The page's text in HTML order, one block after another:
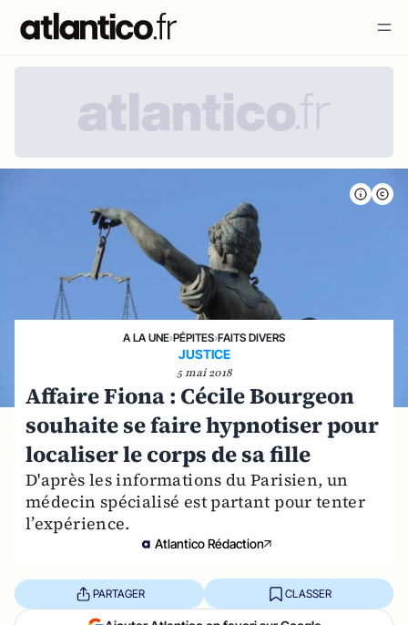
A LA UNE›PÉPITES›FAITS DIVERS
JUSTICE
5 mai 2018
Affaire Fiona : Cécile Bourgeon
souhaite se faire hypnotiser pour
localiser le corps de sa fille
D'après les informations du Parisien, un
médecin spécialisé est partant pour tenter
l’expérience.
Atlantico Rédaction
PARTAGER CLASSER